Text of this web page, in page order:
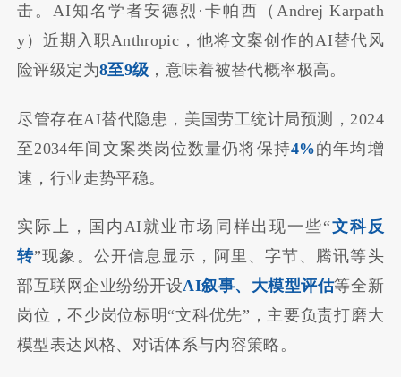
击。AI知名学者安德烈·卡帕西（Andrej Karpath
y）近期入职Anthropic，他将文案创作的AI替代风
险评级定为8至9级 ，意味着被替代概率极高。
尽管存在AI替代隐患，美国劳工统计局预测，2024
至2034年间文案类岗位数量仍将保持4%的年均增
速，行业走势平稳。
实际上，国内AI就业市场同样出现一些“文科反
转”现象。公开信息显示，阿里、字节、腾讯等头
部互联网企业纷纷开设AI叙事、大模型评估等全新
岗位，不少岗位标明“文科优先”，主要负责打磨大
模型表达风格、对话体系与内容策略。